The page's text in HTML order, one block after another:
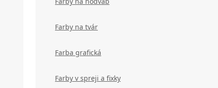
Farby na tvár
Farba grafická
Farby v spreji a fixky